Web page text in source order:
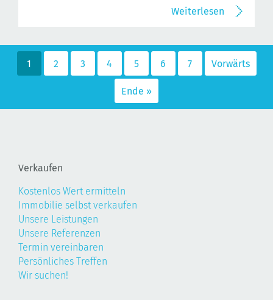
Weiterlesen
1 2 3 4 5 6 7 Vorwärts
Ende »
Verkaufen
Kostenlos Wert ermitteln
Immobilie selbst verkaufen
Unsere Leistungen
Unsere Referenzen
Termin vereinbaren
Persönliches Treffen
Wir suchen!